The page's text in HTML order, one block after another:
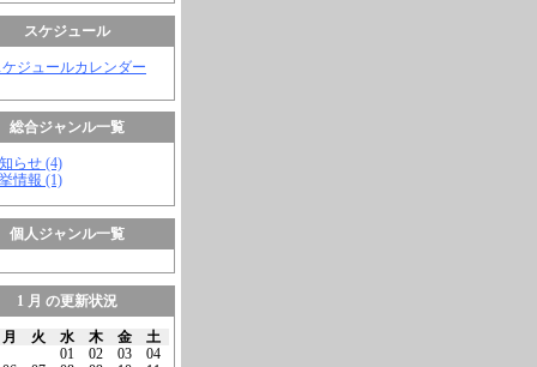
スケジュール
ケジュールカレンダー
総合ジャンル一覧
らせ (4)
情報 (1)
個人ジャンル一覧
1 月 の更新状況
月 火 水 木 金
土
01
02 03
04